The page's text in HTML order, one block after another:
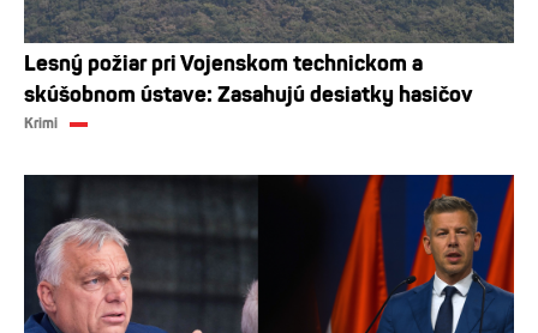
Lesný požiar pri Vojenskom technickom a
skúšobnom ústave: Zasahujú desiatky hasičov
Krimi